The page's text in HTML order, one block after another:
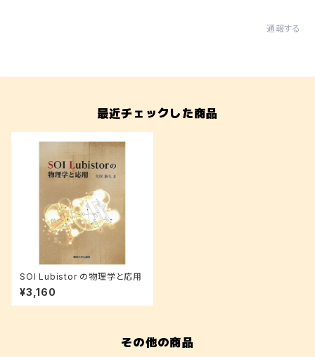
通報する
最近チェックした商品
SOI Lubistor の物理学と応用
¥3,160
その他の商品